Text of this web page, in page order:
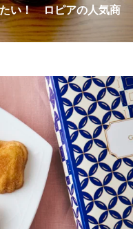
たい！ ロピアの人気商